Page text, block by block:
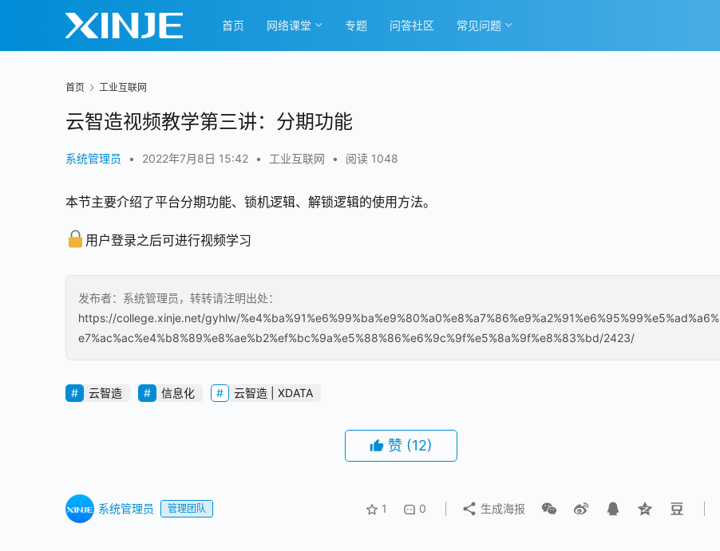
首页 网络课堂 专题 问答社区 常见问题
首页 工业互联网
云智造视频教学第三讲：分期功能
系统管理员 • 2022年7月8日 15:42 • 工业互联网 • 阅读 1048
本节主要介绍了平台分期功能、锁机逻辑、解锁逻辑的使用方法。
用户登录之后可进行视频学习
发布者：系统管理员，转转请注明出处：
https://college.xinje.net/gyhlw/%e4%ba%91%e6%99%ba%e9%80%a0%e8%a7%86%e9%a2%91%e6%95%99%e5%ad%a6%
e7%ac%ac%e4%b8%89%e8%ae%b2%ef%bc%9a%e5%88%86%e6%9c%9f%e5%8a%9f%e8%83%bd/2423/
云智造 信息化 云智造 | XDATA
赞 (12)
系统管理员 管理团队 1 0 生成海报